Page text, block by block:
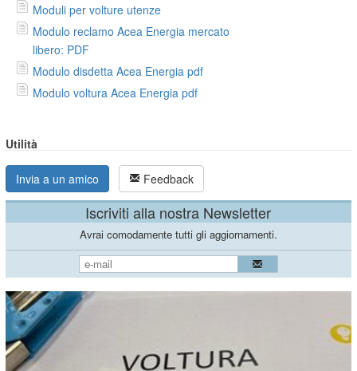
Moduli per volture utenze
Modulo reclamo Acea Energia mercato
libero: PDF
Modulo disdetta Acea Energia pdf
Modulo voltura Acea Energia pdf
Utilità
Invia a un amico Feedback
Iscriviti alla nostra Newsletter
Avrai comodamente tutti gli aggiornamenti.